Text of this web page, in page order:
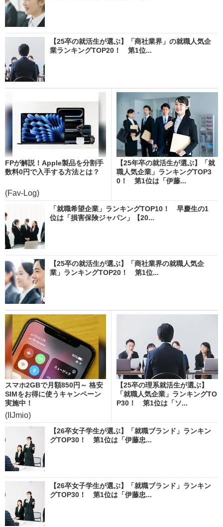
【25卒の就活生が選ぶ】「商社業界」の就職人気企
業ランキングTOP20！ 第1位...
FPが解説！Apple製品を分割手
数料0円で入手する方法とは？
(Fav-Log)
【25年卒の就活生が選ぶ】「就
職人気企業」ランキングTOP3
0！ 第1位は「伊藤...
「就職希望企業」ランキングTOP10！ 早慶生の1
位は「損害保険ジャパン」【20...
【25卒の就活生が選ぶ】「商社業界の就職人気企
業」ランキングTOP20！ 第1位...
スマホ2GBで月額850円～ 格安
SIMをお得に使うキャンペーン
実施中！
(IIJmio)
【25卒の理系就活生が選ぶ】
「就職人気企業」ランキングTO
P30！ 第1位は「ソ...
【26卒女子学生が選ぶ】「就職ブランド」ランキン
グTOP30！ 第1位は「伊藤忠...
【26卒女子学生が選ぶ】「就職ブランド」ランキン
グTOP30！ 第1位は「伊藤忠...